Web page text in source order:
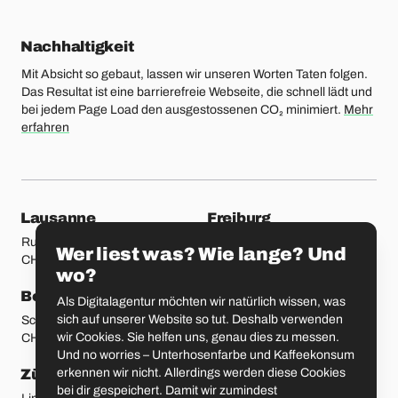
Nachhaltigkeit
Mit Absicht so gebaut, lassen wir unseren Worten Taten folgen.
Das Resultat ist eine barrierefreie Webseite, die schnell lädt und
bei jedem Page Load den ausgestossenen CO₂ minimiert. Mehr
erfahren
unsere Standorte
Lausanne
Rue Etraz 4
CH-1003 Lausanne
Freiburg
CH-1700 Freiburg
Bern
Schmiedenplatz 5
CH-3011 Bern
Basel
Sattelgasse 4
CH-4051 Basel
Zürich St. Gallen
Wer liest was? Wie lange? Und
wo?
Als Digitalagentur möchten wir natürlich wissen, was
sich auf unserer Website so tut. Deshalb verwenden
wir Cookies. Sie helfen uns, genau dies zu messen.
Und no worries – Unterhosenfarbe und Kaffeekonsum
erkennen wir nicht. Allerdings werden diese Cookies
bei dir gespeichert. Damit wir zumindest